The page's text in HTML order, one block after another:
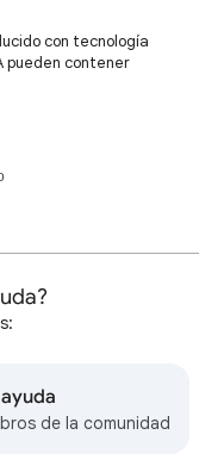
con tecnología
pueden contener
de la comunidad